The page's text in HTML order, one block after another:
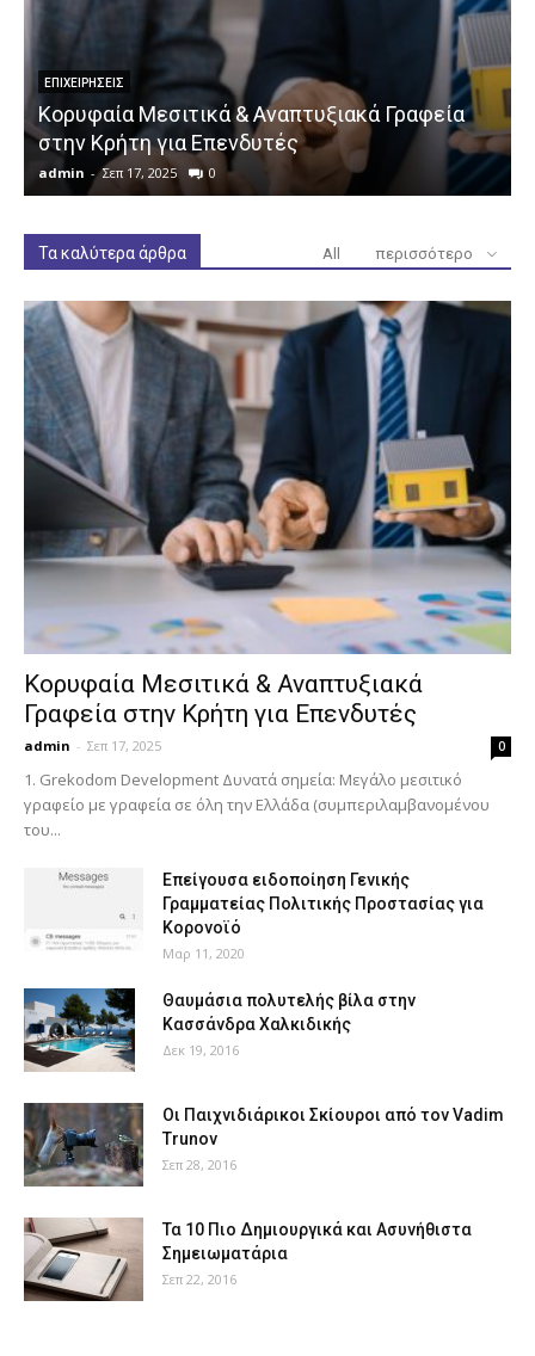
ΕΠΙΧΕΙΡΉΣΕΙΣ
Κορυφαία Μεσιτικά & Αναπτυξιακά Γραφεία
στην Κρήτη για Επενδυτές
admin - Σεπ 17, 2025 0
Τα καλύτερα άρθρα All περισσότερο
Κορυφαία Μεσιτικά & Αναπτυξιακά
Γραφεία στην Κρήτη για Επενδυτές
admin - Σεπ 17, 2025 0
1. Grekodom Development Δυνατά σημεία: Μεγάλο μεσιτικό
γραφείο με γραφεία σε όλη την Ελλάδα (συμπεριλαμβανομένου
του...
Επείγουσα ειδοποίηση Γενικής
Γραμματείας Πολιτικής Προστασίας για
Κορονοϊό
Μαρ 11, 2020
Θαυμάσια πολυτελής βίλα στην
Κασσάνδρα Χαλκιδικής
Δεκ 19, 2016
Οι Παιχνιδιάρικοι Σκίουροι από τον Vadim
Trunov
Σεπ 28, 2016
Τα 10 Πιο Δημιουργικά και Ασυνήθιστα
Σημειωματάρια
Σεπ 22, 2016